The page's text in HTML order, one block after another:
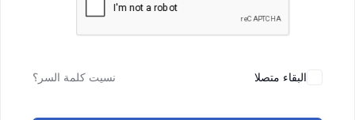
البقاء متصلا نسيت كلمة السر؟